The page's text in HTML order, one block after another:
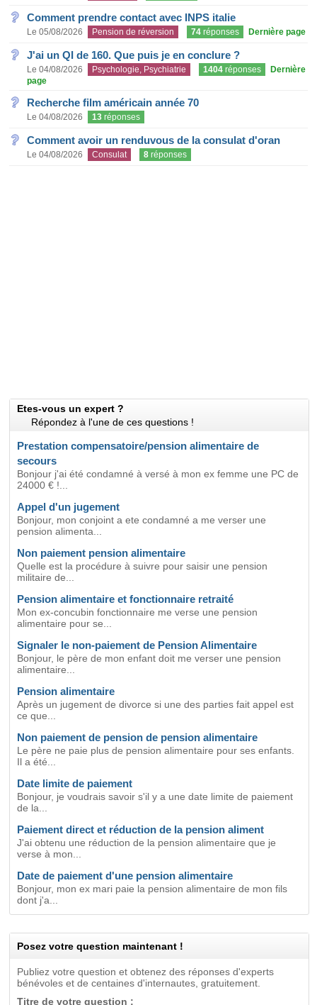
Comment prendre contact avec INPS italie
Le 05/08/2026 Pension de réversion 74 réponses Dernière page
J'ai un QI de 160. Que puis je en conclure ?
Le 04/08/2026 Psychologie, Psychiatrie 1404 réponses
Dernière
page
Recherche film américain année 70
Le 04/08/2026 13 réponses
Comment avoir un renduvous de la consulat d'oran
Le 04/08/2026 Consulat 8 réponses
Etes-vous un expert ?
Répondez à l'une de ces questions !
Prestation compensatoire/pension alimentaire de
secours
Bonjour j'ai été condamné à versé à mon ex femme une PC de
24000 € !...
Appel d'un jugement
Bonjour, mon conjoint a ete condamné a me verser une
pension alimenta...
Non paiement pension alimentaire
Quelle est la procédure à suivre pour saisir une pension
militaire de...
Pension alimentaire et fonctionnaire retraité
Mon ex-concubin fonctionnaire me verse une pension
alimentaire pour se...
Signaler le non-paiement de Pension Alimentaire
Bonjour, le père de mon enfant doit me verser une pension
alimentaire...
Pension alimentaire
Après un jugement de divorce si une des parties fait appel est
ce que...
Non paiement de pension de pension alimentaire
Le père ne paie plus de pension alimentaire pour ses enfants.
Il a été...
Date limite de paiement
Bonjour, je voudrais savoir s'il y a une date limite de paiement
de la...
Paiement direct et réduction de la pension aliment
J'ai obtenu une réduction de la pension alimentaire que je
verse à mon...
Date de paiement d'une pension alimentaire
Bonjour, mon ex mari paie la pension alimentaire de mon fils
dont j'a...
Posez votre question maintenant !
Publiez votre question et obtenez des réponses d'experts
bénévoles et de centaines d'internautes, gratuitement.
Titre de votre question :